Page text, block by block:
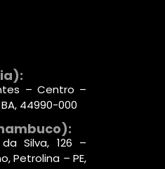
– Centro –
44990-000
Silva, 126 –
Petrolina – PE,